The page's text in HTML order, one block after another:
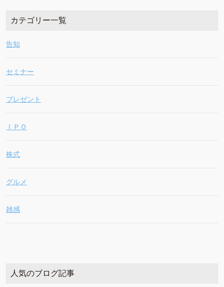
カテゴリー一覧
告知
セミナー
プレゼント
ＩＰＯ
株式
グルメ
雑感
人気のブログ記事